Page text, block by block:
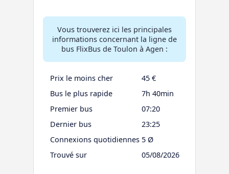
Vous trouverez ici les principales
informations concernant la ligne de
bus FlixBus de Toulon à Agen :
Prix le moins cher
45 €
Bus le plus rapide
7h 40min
Premier bus
07:20
Dernier bus
23:25
Connexions quotidiennes 5 Ø
Trouvé sur
05/08/2026